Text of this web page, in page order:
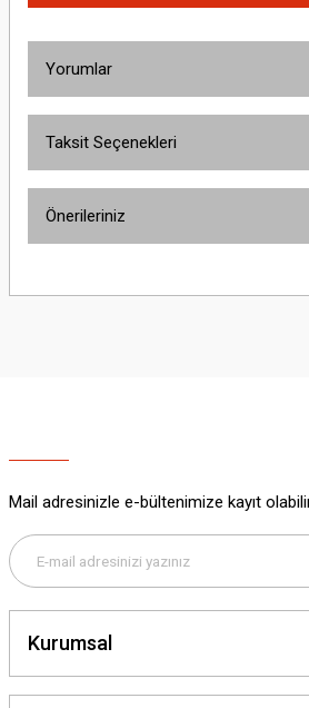
Yorumlar
Taksit Seçenekleri
Önerileriniz
yetersiz gördüğünüz noktaları öneri
Bu ürüne benzer farklı alternatifler olmalı.
Mail adresinizle e-bültenimize kayıt
Kurumsal